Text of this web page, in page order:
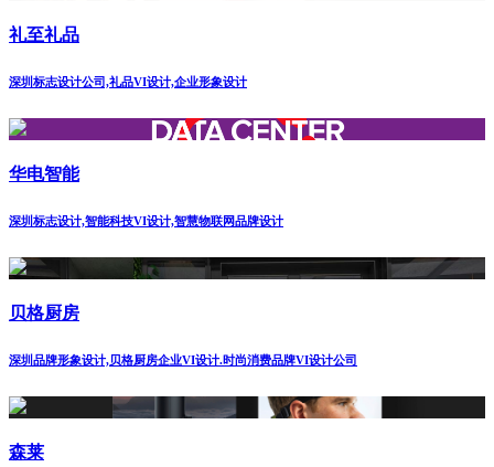
礼至礼品
深圳标志设计公司,礼品VI设计,企业形象设计
华电智能
深圳标志设计,智能科技VI设计,智慧物联网品牌设计
贝格厨房
深圳品牌形象设计,贝格厨房企业VI设计.时尚消费品牌VI设计公司
森莱